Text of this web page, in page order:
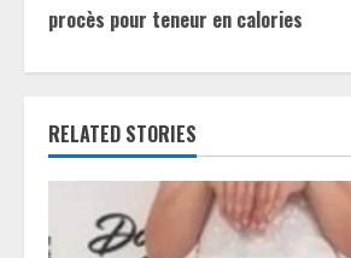
i
n
u
e
procès pour teneur en calories
RELATED STORIES